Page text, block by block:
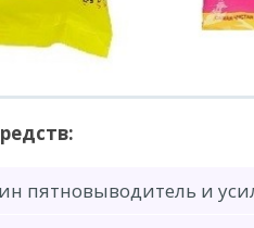
пятновыводитель и